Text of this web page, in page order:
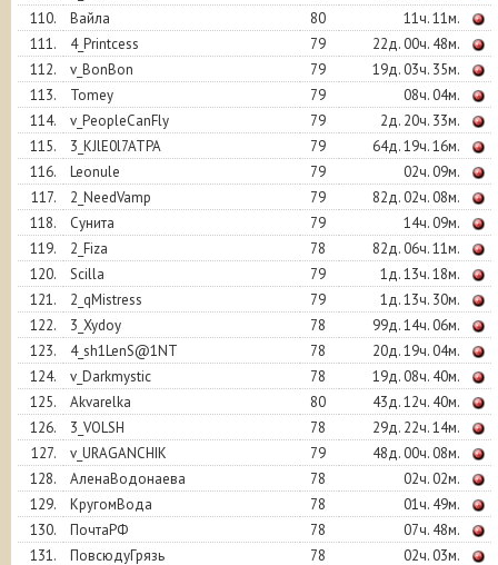
110.
Вайла 80
11ч. 11м.
111.
4_Printcess 79
22д. 00ч. 48м.
112.
v_BonBon 79
19д. 03ч. 35м.
113.
Tomey 79
08ч. 04м.
114.
v_PeopleCanFly 79
2д. 20ч. 33м.
115.
3_KJlE0l7ATPA 79
64д. 19ч. 16м.
116.
Leonule 79
02ч. 09м.
117.
2_NeedVamp 79
82д. 02ч. 08м.
118.
Сунита 79
14ч. 09м.
119.
2_Fiza 78
82д. 06ч. 11м.
120.
Scilla 79
1д. 13ч. 18м.
121.
2_qMistress 79
1д. 13ч. 30м.
122.
3_Xydoy 78
99д. 14ч. 06м.
123.
4_sh1LenS@1NT 78
20д. 19ч. 04м.
124.
v_Darkmystic 78
19д. 08ч. 40м.
125.
Akvarelka 80
43д. 12ч. 40м.
126.
3_VOLSH 78
29д. 22ч. 14м.
127.
v_URAGANCHIK 79
48д. 00ч. 08м.
128.
АленаВодонаева 78
02ч. 02м.
129.
КругомВода 78
01ч. 49м.
130.
ПочтаРФ 78
07ч. 48м.
131.
ПовсюдуГрязь 78 02ч. 03м.